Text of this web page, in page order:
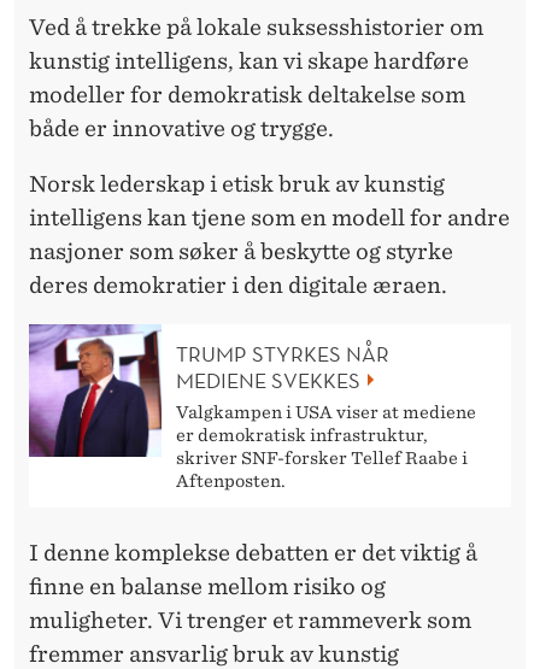
Ved å trekke på lokale suksesshistorier om
kunstig intelligens, kan vi skape hardføre
modeller for demokratisk deltakelse som
både er innovative og trygge.
Norsk lederskap i etisk bruk av kunstig
intelligens kan tjene som en modell for andre
nasjoner som søker å beskytte og styrke
deres demokratier i den digitale æraen.
TRUMP STYRKES NÅR
MEDIENE SVEKKES
Valgkampen i USA viser at mediene
er demokratisk infrastruktur,
skriver SNF-forsker Tellef Raabe i
Aftenposten.
I denne komplekse debatten er det viktig å
finne en balanse mellom risiko og
muligheter. Vi trenger et rammeverk som
fremmer ansvarlig bruk av kunstig